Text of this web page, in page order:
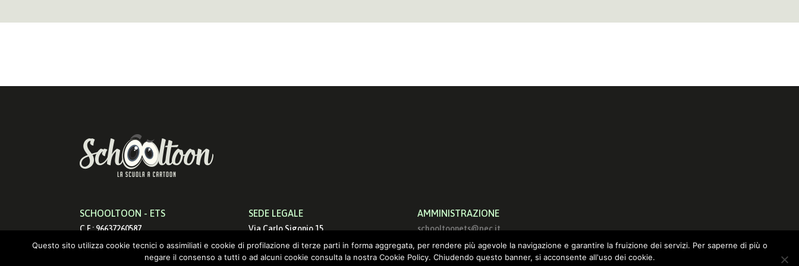
SCHOOLTOON - ETS
C.F.: 96637260587
info@schooltoon.com
SEDE LEGALE
Via Carlo Sigonio 15
00179 Roma
AMMINISTRAZIONE
schooltoonets@pec.it
info@schooltoon.com
Questo sito utilizza cookie tecnici o assimiliati e cookie di profilazione di terze parti in forma aggregata, per rendere più agevole la navigazione e garantire la fruizione dei servizi. Per saperne di più o
negare il consenso a tutti o ad alcuni cookie consulta la nostra Cookie Policy. Chiudendo questo banner, si acconsente all'uso dei cookie.